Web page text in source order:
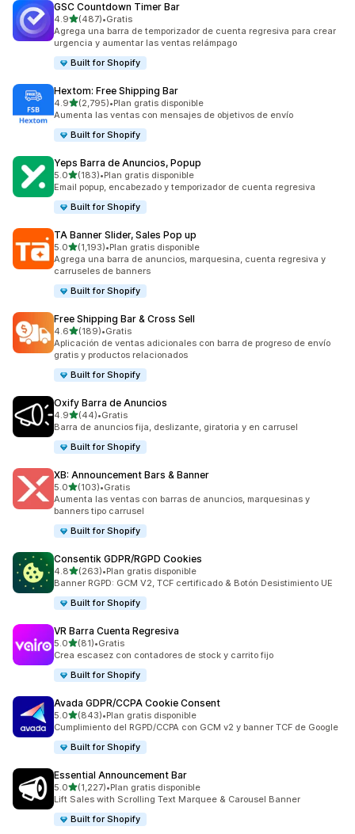
GSC Countdown Timer Bar
4.9de 5 estrellas
(487)
487 reseñas en total
•Gratis
Agrega una barra de temporizador de cuenta regresiva para crear
urgencia y aumentar las ventas relámpago
Built for Shopify
Hextom: Free Shipping Bar
4.9de 5 estrellas
(2,795)
2795 reseñas en total
•Plan gratis disponible
Aumenta las ventas con mensajes de objetivos de envío
Built for Shopify
Yeps Barra de Anuncios, Popup
5.0de 5 estrellas
(183)
183 reseñas en total
•Plan gratis disponible
Email popup, encabezado y temporizador de cuenta regresiva
Built for Shopify
TA Banner Slider, Sales Pop up
5.0de 5 estrellas
(1,193)
1193 reseñas en total
•Plan gratis disponible
Agrega una barra de anuncios, marquesina, cuenta regresiva y
carruseles de banners
Built for Shopify
Free Shipping Bar & Cross Sell
4.6de 5 estrellas
(189)
189 reseñas en total
•Gratis
Aplicación de ventas adicionales con barra de progreso de envío
gratis y productos relacionados
Built for Shopify
Oxify Barra de Anuncios
4.9de 5 estrellas
(44)
44 reseñas en total
•Gratis
Barra de anuncios fija, deslizante, giratoria y en carrusel
Built for Shopify
XB: Announcement Bars & Banner
5.0de 5 estrellas
(103)
103 reseñas en total
•Gratis
Aumenta las ventas con barras de anuncios, marquesinas y
banners tipo carrusel
Built for Shopify
Consentik GDPR/RGPD Cookies
4.8de 5 estrellas
(263)
263 reseñas en total
•Plan gratis disponible
Banner RGPD: GCM V2, TCF certificado & Botón Desistimiento UE
Built for Shopify
VR Barra Cuenta Regresiva
5.0de 5 estrellas
(81)
81 reseñas en total
•Gratis
Crea escasez con contadores de stock y carrito fijo
Built for Shopify
Avada GDPR/CCPA Cookie Consent
5.0de 5 estrellas
(843)
843 reseñas en total
•Plan gratis disponible
Cumplimiento del RGPD/CCPA con GCM v2 y banner TCF de Google
Built for Shopify
Essential Announcement Bar
5.0de 5 estrellas
(1,227)
1227 reseñas en total
•Plan gratis disponible
Lift Sales with Scrolling Text Marquee & Carousel Banner
Built for Shopify